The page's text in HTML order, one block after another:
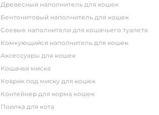
древесный наполнитель для кошек
бентонитовый наполнитель для кошек
соевые наполнители для кошачьего туалета
комкующийся наполнитель для кошек
аксессуары для кошек
кошачья миска
коврик под миску для кошек
контейнер для корма кошек
поилка для кота